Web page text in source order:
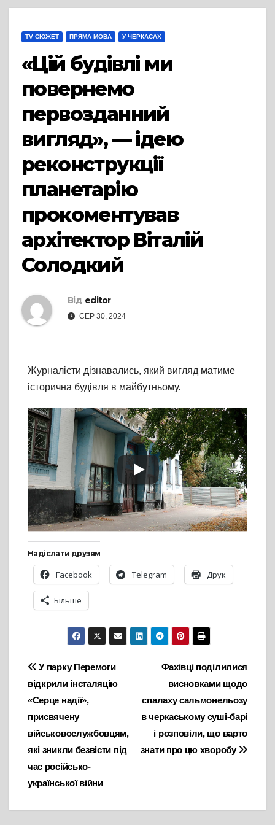
TV СЮЖЕТ ПРЯМА МОВА У ЧЕРКАСАХ
«Цій будівлі ми
повернемо
первозданний
вигляд», — ідею
реконструкції
планетарію
прокоментував
архітектор Віталій
Солодкий
Від editor
СЕР 30, 2024
Журналісти дізнавались, який вигляд матиме
історична будівля в майбутньому.
Надіслати друзям
Facebook Telegram Друк
Більше
Навігація
записів
Фахівці поділилися
висновками щодо
спалаху сальмонельозу
в черкаському суші-барі
і розповіли, що варто
знати про цю хворобу
У парку Перемоги
відкрили інсталяцію
«Серце надії»,
присвячену
військовослужбовцям,
які зникли безвісти під
час російсько-
української війни